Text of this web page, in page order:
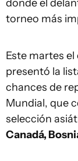
donde el
torneo más
Este martes
presentó la
chances de
Mundial, que
selección
Canadá,